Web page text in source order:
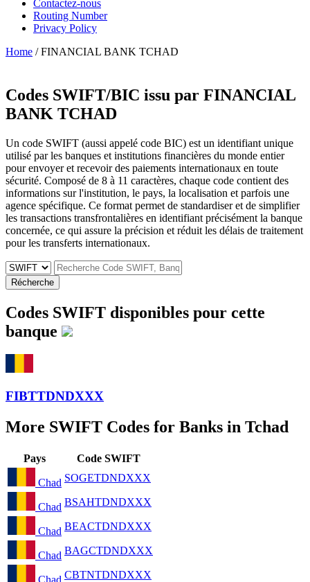
Contactez-nous
Routing Number
Privacy Policy
Home / FINANCIAL BANK TCHAD
Codes SWIFT/BIC issu par FINANCIAL
BANK TCHAD
Un code SWIFT (aussi appelé code BIC) est un identifiant unique
utilisé par les banques et institutions financières du monde entier
pour envoyer et recevoir des paiements internationaux en toute
sécurité. Composé de 8 à 11 caractères, chaque code contient des
informations sur l'institution, le pays, la localisation et parfois une
agence spécifique. Ce format permet de standardiser et de simplifier
les transactions transfrontalières en identifiant précisément la banque
concernée, ce qui assure la précision et réduit les délais de traitement
pour les transferts internationaux.
Récherche
Codes SWIFT disponibles pour cette
banque
FIBTTDNDXXX
More SWIFT Codes for Banks in Tchad
Pays Code SWIFT
Chad SOGETDNDXXX
Chad BSAHTDNDXXX
Chad BEACTDNDXXX
Chad BAGCTDNDXXX
Chad CBTNTDNDXXX